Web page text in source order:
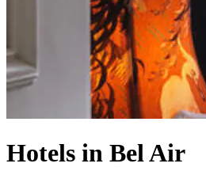
Hotels in Bel Air